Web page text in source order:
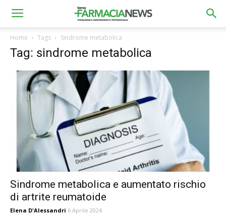
Home Tags Sindrome metabolica
Tag: sindrome metabolica
Sindrome metabolica e aumentato rischio
di artrite reumatoide
Elena D'Alessandri 6 Aprile 2024